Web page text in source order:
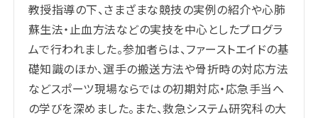
教授指導の下、さまざまな競技の実例の紹介や心肺
蘇生法・止血方法などの実技を中心としたプログラ
ムで行われました。参加者らは、ファーストエイドの基
礎知識のほか、選手の搬送方法や骨折時の対応方法
などスポーツ現場ならではの初期対応・応急手当へ
の学びを深めました。また、救急システム研究科の大